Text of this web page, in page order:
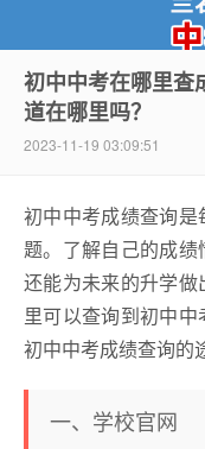
中考资讯网
初中中考在哪里查
道在哪里吗？
2023-11-19 03:09:51
初中中考成绩查询
题。了解自己的成绩
还能为未来的升学
里可以查询到初中
初中中考成绩查询的
一、学校官网